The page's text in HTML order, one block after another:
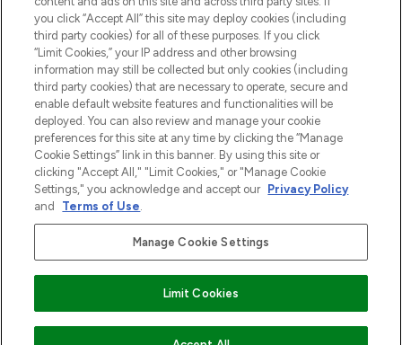
HELP & INFORMATIE
BEDRIJFSINFORMATIE
OVER LOOKFANTASTIC
2026 THG Beauty Europe GmbH Maximilianstrasse 54 80538 Munich
Betaal veilig met
you click “Accept All” this site may deploy cookies (including
third party cookies) for all of these purposes. If you click
“Limit Cookies,” your IP address and other browsing
information may still be collected but only cookies (including
third party cookies) that are necessary to operate, secure and
enable default website features and functionalities will be
deployed. You can also review and manage your cookie
preferences for this site at any time by clicking the “Manage
Cookie Settings” link in this banner. By using this site or
clicking "Accept All," "Limit Cookies," or "Manage Cookie
Settings," you acknowledge and accept our Privacy Policy
and
Terms of Use.
Manage Cookie Settings
Limit Cookies